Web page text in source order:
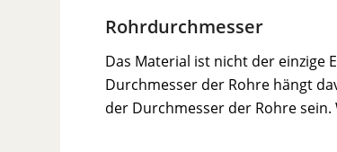
Rohrdurchmesser
Das Material ist nicht der einzige
Durchmesser der Rohre hängt
der Durchmesser der Rohre